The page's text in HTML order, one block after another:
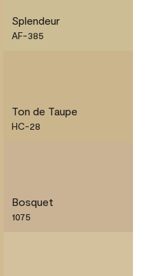
Splendeur
AF-385
Ton de Taupe
HC-28
Bosquet
1075